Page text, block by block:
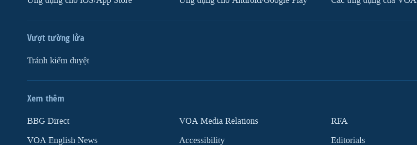
MẠNG XÃ HỘI
Vượt tường lửa
Tránh kiểm duyệt
Xem thêm
BBG Direct
VOA English News
VOA Media Relations
Accessibility
RFA
Editorials